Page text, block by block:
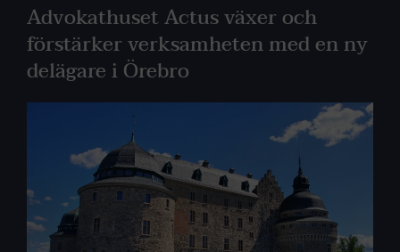
Advokathuset Actus växer och
förstärker verksamheten med en ny
delägare i Örebro